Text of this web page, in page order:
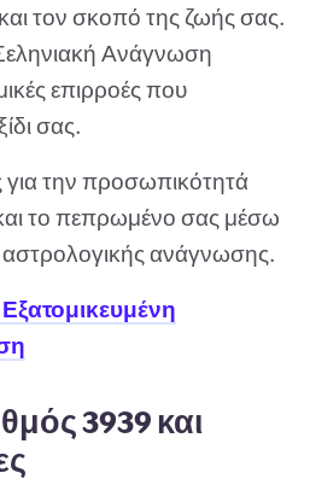
τον σκοπό της ζωής σας.
Ανάγνωση
επιρροές που
σας.
την προσωπικότητά
το πεπρωμένο σας μέσω
αστρολογικής ανάγνωσης.
3939 και